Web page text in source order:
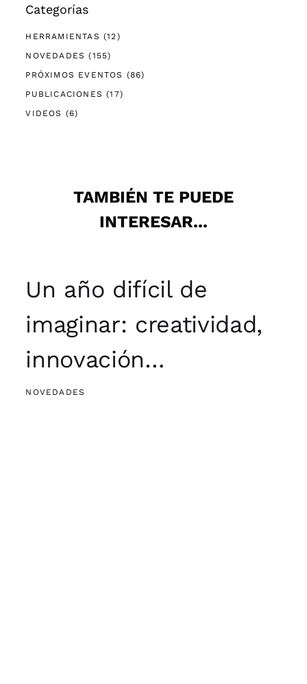
Categorías
HERRAMIENTAS (12)
NOVEDADES (155)
PRÓXIMOS EVENTOS (86)
PUBLICACIONES (17)
VIDEOS (6)
TAMBIÉN TE PUEDE
INTERESAR...
Un año difícil de
imaginar: creatividad,
innovación…
NOVEDADES